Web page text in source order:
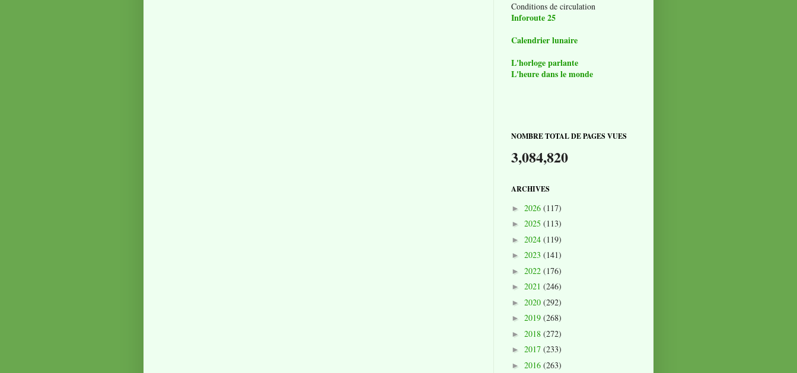
Conditions de circulation
Inforoute 25
Calendrier lunaire
L'horloge parlante
L'heure dans le monde
NOMBRE TOTAL DE PAGES VUES
3,084,820
ARCHIVES
► 2026 (117)
► 2025 (113)
► 2024 (119)
► 2023 (141)
► 2022 (176)
► 2021 (246)
► 2020 (292)
► 2019 (268)
► 2018 (272)
► 2017 (233)
► 2016 (263)